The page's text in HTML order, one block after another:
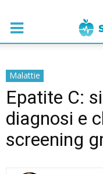
Malattie
Epatite C:
diagnosi e
screening